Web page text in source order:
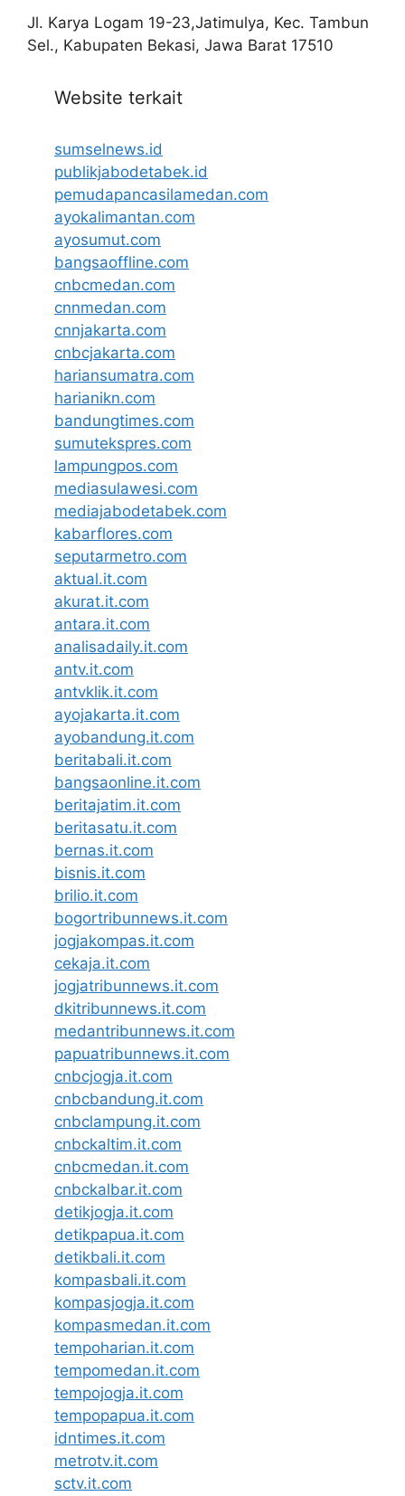
Jl. Karya Logam 19-23,Jatimulya, Kec. Tambun
Sel., Kabupaten Bekasi, Jawa Barat 17510
Website terkait
sumselnews.id
publikjabodetabek.id
pemudapancasilamedan.com
ayokalimantan.com
ayosumut.com
bangsaoffline.com
cnbcmedan.com
cnnmedan.com
cnnjakarta.com
cnbcjakarta.com
hariansumatra.com
harianikn.com
bandungtimes.com
sumutekspres.com
lampungpos.com
mediasulawesi.com
mediajabodetabek.com
kabarflores.com
seputarmetro.com
aktual.it.com
akurat.it.com
antara.it.com
analisadaily.it.com
antv.it.com
antvklik.it.com
ayojakarta.it.com
ayobandung.it.com
beritabali.it.com
bangsaonline.it.com
beritajatim.it.com
beritasatu.it.com
bernas.it.com
bisnis.it.com
brilio.it.com
bogortribunnews.it.com
jogjakompas.it.com
cekaja.it.com
jogjatribunnews.it.com
dkitribunnews.it.com
medantribunnews.it.com
papuatribunnews.it.com
cnbcjogja.it.com
cnbcbandung.it.com
cnbclampung.it.com
cnbckaltim.it.com
cnbcmedan.it.com
cnbckalbar.it.com
detikjogja.it.com
detikpapua.it.com
detikbali.it.com
kompasbali.it.com
kompasjogja.it.com
kompasmedan.it.com
tempoharian.it.com
tempomedan.it.com
tempojogja.it.com
tempopapua.it.com
idntimes.it.com
metrotv.it.com
sctv.it.com